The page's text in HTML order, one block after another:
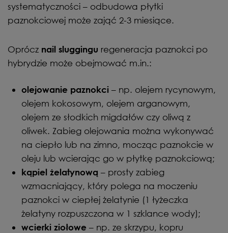
systematyczności – odbudowa płytki
paznokciowej może zająć 2-3 miesiące.
Oprócz nail sluggingu regeneracja paznokci po
hybrydzie może obejmować m.in.:
olejowanie paznokci – np. olejem rycynowym,
olejem kokosowym, olejem arganowym,
olejem ze słodkich migdałów czy oliwą z
oliwek. Zabieg olejowania można wykonywać
na ciepło lub na zimno, mocząc paznokcie w
oleju lub wcierając go w płytkę paznokciową;
kąpiel żelatynową – prosty zabieg
wzmacniający, który polega na moczeniu
paznokci w ciepłej żelatynie (1 łyżeczka
żelatyny rozpuszczona w 1 szklance wody);
wcierki ziołowe – np. ze skrzypu, kopru